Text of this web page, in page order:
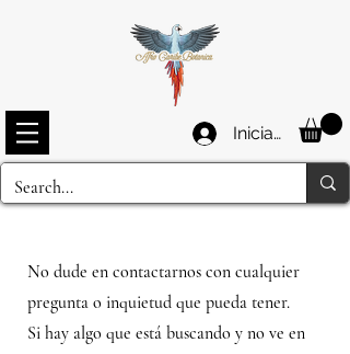
Iniciar sesión
No dude en contactarnos con cualquier
pregunta o inquietud que pueda tener.
Si hay algo que está buscando y no ve en